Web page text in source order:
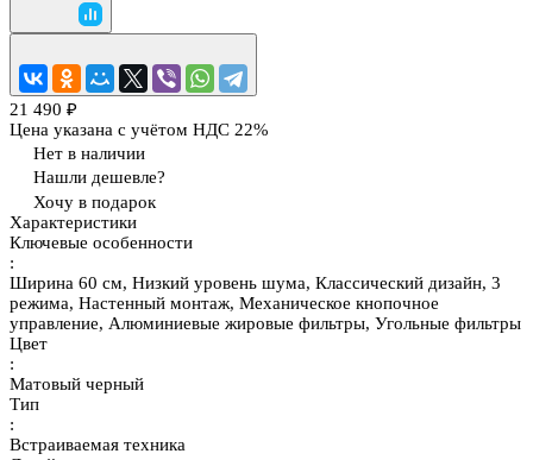
21 490 ₽
Цена указана с учётом НДС 22%
Нет в наличии
Нашли дешевле?
Хочу в подарок
Характеристики
Ключевые особенности
:
Ширина 60 см, Низкий уровень шума, Классический дизайн, 3
режима, Настенный монтаж, Механическое кнопочное
управление, Алюминиевые жировые фильтры, Угольные фильтры
Цвет
:
Матовый черный
Тип
:
Встраиваемая техника